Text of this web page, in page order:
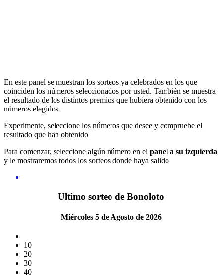
En este panel se muestran los sorteos ya celebrados en los que
coinciden los números seleccionados por usted. También se muestra
el resultado de los distintos premios que hubiera obtenido con los
números elegidos.
Experimente, seleccione los números que desee y compruebe el
resultado que han obtenido
Para comenzar, seleccione algún número en el panel a su izquierda
y le mostraremos todos los sorteos donde haya salido
Ultimo sorteo de Bonoloto
Miércoles 5 de Agosto de 2026
10
20
30
40